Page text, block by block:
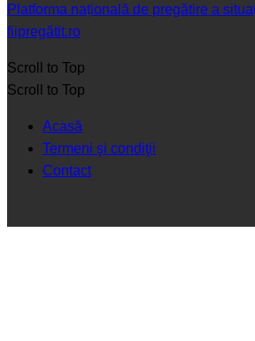
Platforma națională de pregătire a
fiipregătit.ro
Scroll to Top
Scroll to Top
Acasă
Termeni şi condiţii
Contact